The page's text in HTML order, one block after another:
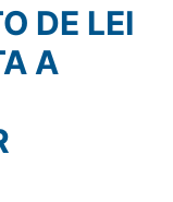
A